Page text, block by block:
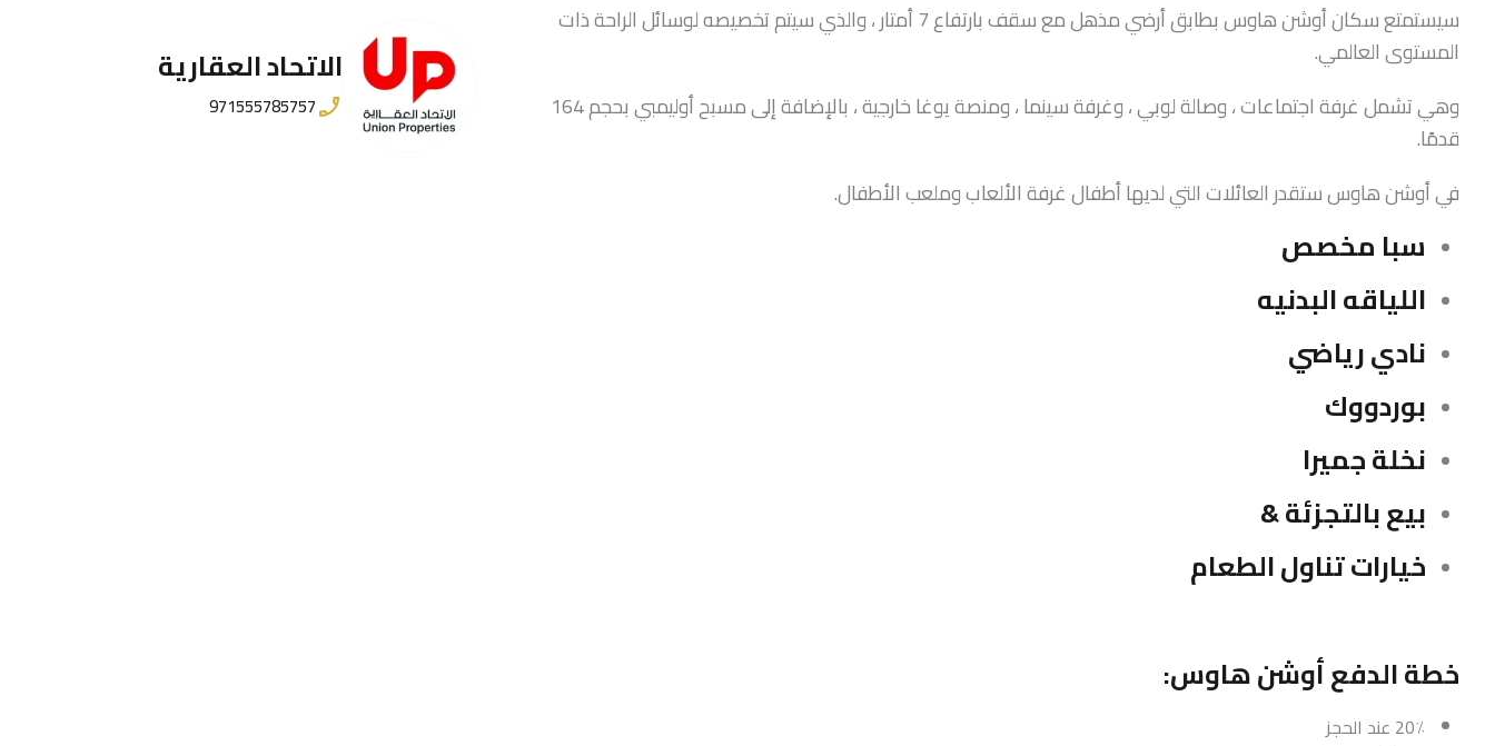
سيستمتع سكان أوشن هاوس بطابق أرضي مذهل مع سقف بارتفاع 7 أمتار ، والذي سيتم تخصيصه لوسائل الراحة ذات
المستوى العالمي.
وهي تشمل غرفة اجتماعات ، وصالة لوبي ، وغرفة سينما ، ومنصة يوغا خارجية ، بالإضافة إلى مسبح أوليمبي بحجم 164
قدمًا.
في أوشن هاوس ستقدر العائلات التي لديها أطفال غرفة الألعاب وملعب الأطفال.
سبا مخصص
اللياقه البدنيه
نادي رياضي
بوردووك
نخلة جميرا
بيع بالتجزئة &
خيارات تناول الطعام
خطة الدفع أوشن هاوس:
20٪ عند الحجز
الاتحاد العقارية
971555785757